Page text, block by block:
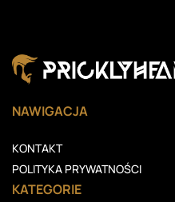
NAWIGACJA
KONTAKT
POLITYKA PRYWATNOŚCI
KATEGORIE